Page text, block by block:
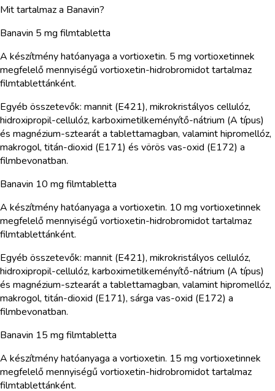
Mit tartalmaz a Banavin?
Banavin 5 mg filmtabletta
A készítmény hatóanyaga a vortioxetin. 5 mg vortioxetinnek
megfelelő mennyiségű vortioxetin-hidrobromidot tartalmaz
filmtablettánként.
Egyéb összetevők: mannit (E421), mikrokristályos cellulóz,
hidroxipropil-cellulóz, karboximetilkeményítő-nátrium (A típus)
és magnézium-sztearát a tablettamagban, valamint hipromellóz,
makrogol, titán-dioxid (E171) és vörös vas-oxid (E172) a
filmbevonatban.
Banavin 10 mg filmtabletta
A készítmény hatóanyaga a vortioxetin. 10 mg vortioxetinnek
megfelelő mennyiségű vortioxetin-hidrobromidot tartalmaz
filmtablettánként.
Egyéb összetevők: mannit (E421), mikrokristályos cellulóz,
hidroxipropil-cellulóz, karboximetilkeményítő-nátrium (A típus)
és magnézium-sztearát a tablettamagban, valamint hipromellóz,
makrogol, titán-dioxid (E171), sárga vas-oxid (E172) a
filmbevonatban.
Banavin 15 mg filmtabletta
A készítmény hatóanyaga a vortioxetin. 15 mg vortioxetinnek
megfelelő mennyiségű vortioxetin-hidrobromidot tartalmaz
filmtablettánként.